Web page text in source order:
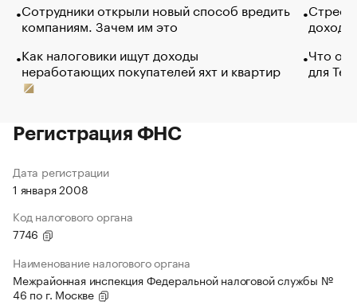
Сотрудники открыли новый способ вредить
компаниям. Зачем им это
Как налоговики ищут доходы
неработающих покупателей яхт и квартир
Что
для
Регистрация ФНС
Дата регистрации
1 января 2008
Код налогового органа
7746
Наименование налогового органа
Межрайонная инспекция Федеральной налоговой службы №
46 по г. Москве